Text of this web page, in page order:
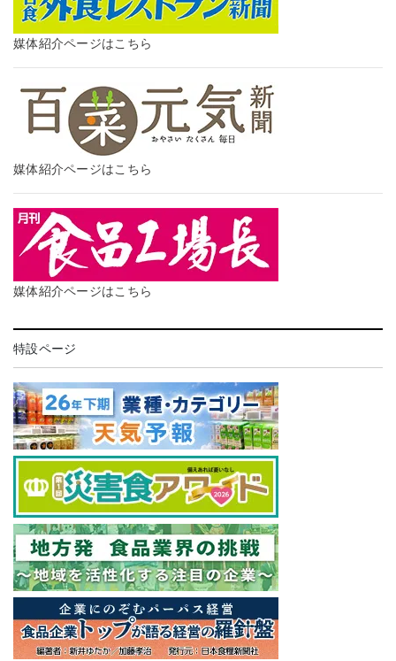
媒体紹介ページはこちら
媒体紹介ページはこちら
媒体紹介ページはこちら
特設ページ